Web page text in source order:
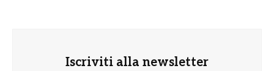
Iscriviti alla newsletter